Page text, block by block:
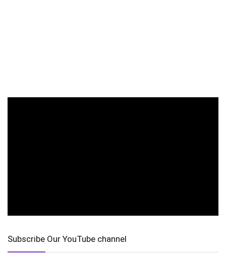
Subscribe Our YouTube channel